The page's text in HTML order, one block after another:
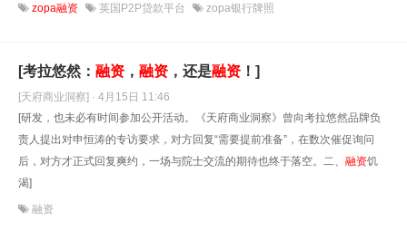
zopa融资 英国P2P贷款平台 zopa银行牌照
[考拉悠然： 融资 ， 融资 ，还是融资 ！]
[天府商业洞察] · 4月15日 11:46
[研发，也未必有时间参加公开活动。《天府商业洞察》曾向考拉悠然品牌负
责人提出对申恒涛的专访要求，对方回复“需要提前准备”，在数次催促询问
后，对方才正式回复爽约，一场与院士交流的期待也终于落空。二、 融资饥
渴]
融资